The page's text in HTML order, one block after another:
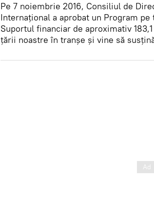
Pe 7 noiembrie 2016, Consiliul de
Internațional a aprobat un Program
Suportul financiar de aproximativ
țării noastre în tranșe și vine să